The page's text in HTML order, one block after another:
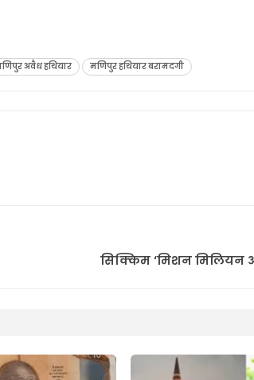
अवैध हथियार मणिपुर हथियार बरामदगी
सिक्किम ‘मिशन मिलियन